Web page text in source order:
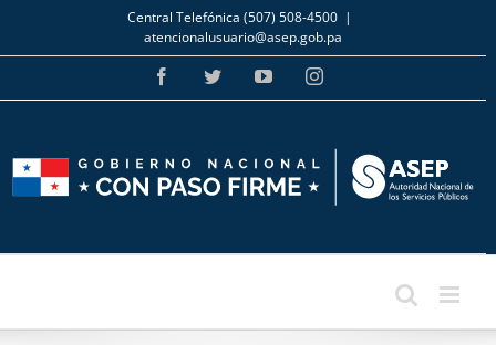
Skip
to
content
Central Telefónica (507) 508-4500 |
atencionalusuario@asep.gob.pa
FacebookTwitterYouTubeInstagram